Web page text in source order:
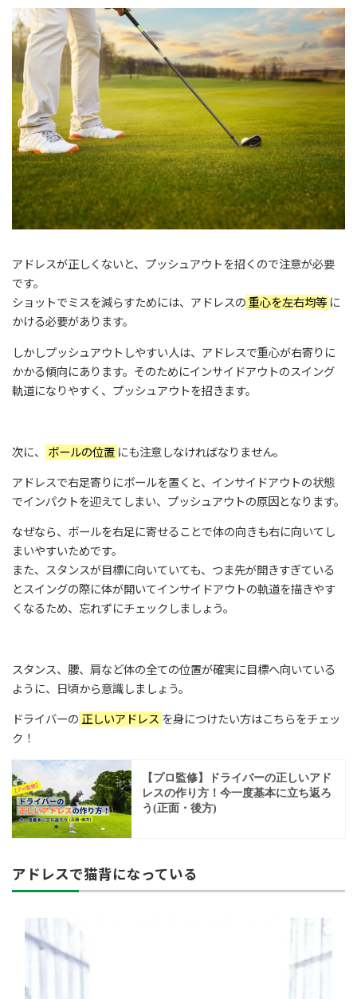
アドレスが正しくないと、プッシュアウトを招くので注意が必要
です。
ショットでミスを減らすためには、アドレスの 重心を左右均等 に
かける必要があります。
しかしプッシュアウトしやすい人は、アドレスで重心が右寄りに
かかる傾向にあります。そのためにインサイドアウトのスイング
軌道になりやすく、プッシュアウトを招きます。
次に、 ボールの位置 にも注意しなければなりません。
アドレスで右足寄りにボールを置くと、インサイドアウトの状態
でインパクトを迎えてしまい、プッシュアウトの原因となります。
なぜなら、ボールを右足に寄せることで体の向きも右に向いてし
まいやすいためです。
また、スタンスが目標に向いていても、つま先が開きすぎている
とスイングの際に体が開いてインサイドアウトの軌道を描きやす
くなるため、忘れずにチェックしましょう。
スタンス、腰、肩など体の全ての位置が確実に目標へ向いている
ように、日頃から意識しましょう。
ドライバーの 正しいアドレス を身につけたい方はこちらをチェッ
ク！
アドレスで猫背になっている